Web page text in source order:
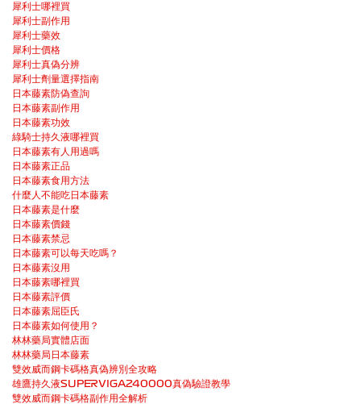
犀利士哪裡買
犀利士副作用
犀利士藥效
犀利士價格
犀利士真偽分辨
犀利士劑量選擇指南
日本藤素防偽查詢
日本藤素副作用
日本藤素功效
綠騎士持久液哪裡買
日本藤素有人用過嗎
日本藤素正品
日本藤素食用方法
什麼人不能吃日本藤素
日本藤素是什麼
日本藤素價錢
日本藤素禁忌
日本藤素可以每天吃嗎？
日本藤素沒用
日本藤素哪裡買
日本藤素評價
日本藤素屈臣氏
日本藤素如何使用？
林林藥局實體店面
林林藥局日本藤素
雙效威而鋼卡碼格真偽辨別全攻略
雄鷹持久液SUPERVIGA240000真偽驗證教學
雙效威而鋼卡碼格副作用全解析